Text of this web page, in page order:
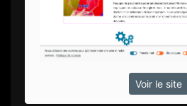
Voir le site